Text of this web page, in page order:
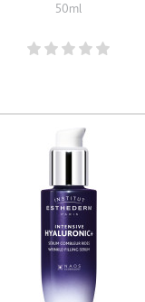
50ml